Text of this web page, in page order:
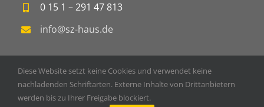
0 15 1 – 291 47 813
info@sz-haus.de
Copyright 2020 SZ-Haus GmbH & Co. KG | Powered by
Diese Website setzt keine Cookies und verwendet keine
nachladenden Schriftarten. Externe Inhalte von Drittanbietern
werden bis zu Ihrer Freigabe blockiert.